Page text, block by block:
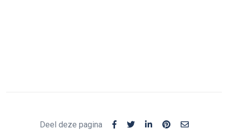
Deel deze pagina